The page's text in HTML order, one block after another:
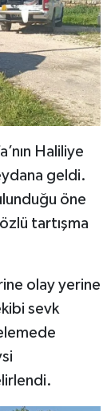
Haliliye
geldi.
öne
tartışma
olay yerine
sevk